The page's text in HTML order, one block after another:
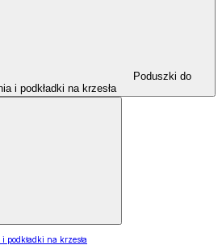
Poduszki do
i podkładki na krzesła
podkładki na krzesła